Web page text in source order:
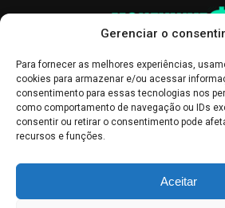
Gerenciar o
Para fornecer as melhores experiências,
cookies para armazenar e/ou acessar
consentimento para essas tecnologias nos
como comportamento de navegação ou IDs
consentir ou retirar o consentimento pode
recursos e funções.
Aceitar
informativo, servindo como boletins de
interpretadas como recomendações de